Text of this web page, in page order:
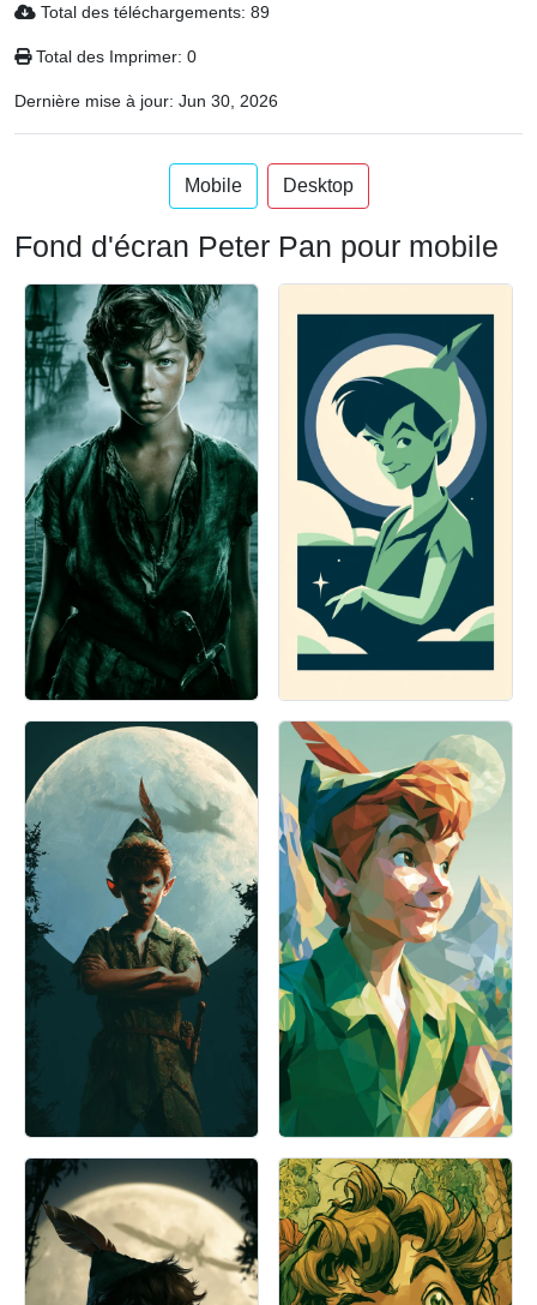
Total des téléchargements: 89
Total des Imprimer: 0
Dernière mise à jour: Jun 30, 2026
Mobile Desktop
Fond d'écran Peter Pan pour mobile